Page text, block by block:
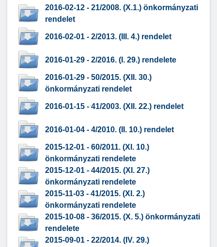
2016-02-12 - 21/2008. (X.1.) önkormányzati
rendelet
2016-02-01 - 2/2013. (III. 4.) rendelet
2016-01-29 - 2/2016. (I. 29.) rendelete
2016-01-29 - 50/2015. (XII. 30.)
önkormányzati rendelet
2016-01-15 - 41/2003. (XII. 22.) rendelet
2016-01-04 - 4/2010. (II. 10.) rendelet
2015-12-01 - 60/2011. (XI. 10.)
önkormányzati rendelete
2015-12-01 - 44/2015. (XI. 27.)
önkormányzati rendelete
2015-11-03 - 41/2015. (XI. 2.)
önkormányzati rendelete
2015-10-08 - 36/2015. (X. 5.) önkormányzati
rendelete
2015-09-01 - 22/2014. (IV. 29.)